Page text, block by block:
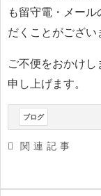
も留守電・メー
だくことがござい
ご不便をおかけ
申し上げます。
ブログ
関連記事